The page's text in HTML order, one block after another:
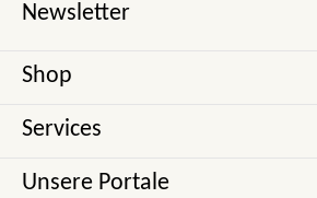
Newsletter
Shop
Services
Unsere Portale